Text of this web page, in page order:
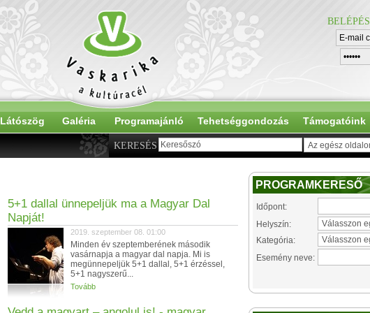
BELÉPÉS
Látószög Galéria Programajánló Tehetséggondozás Támogatóink
KERESÉS
5+1 dallal ünnepeljük ma a Magyar Dal
Napját!
2019. szeptember 08. 01:00
Minden év szeptemberének második
vasárnapja a magyar dal napja. Mi is
megünnepeljük 5+1 dallal, 5+1 érzéssel,
5+1 nagyszerű...
Tovább
PROGRAMKERESŐ
Időpont:
Helyszín:
Kategória:
Esemény neve: